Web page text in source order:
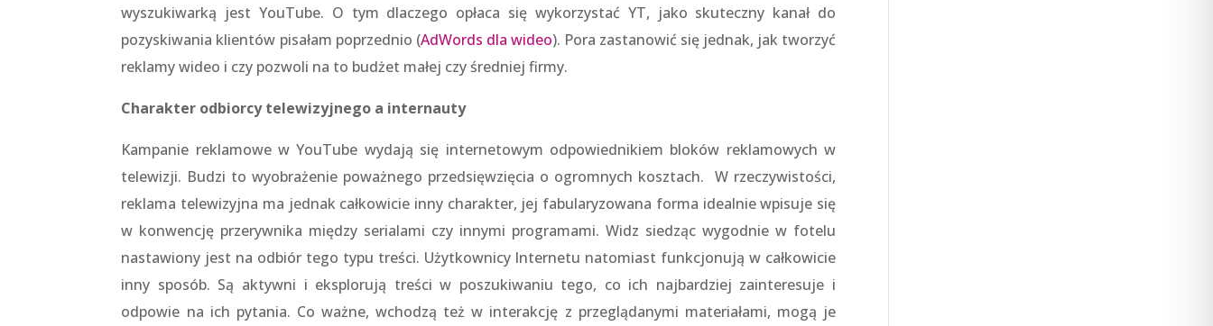
wyszukiwarką jest YouTube. O tym dlaczego opłaca się wykorzystać YT, jako skuteczny kanał do
pozyskiwania klientów pisałam poprzednio (AdWords dla wideo). Pora zastanowić się jednak, jak tworzyć
reklamy wideo i czy pozwoli na to budżet małej czy średniej firmy.
Charakter odbiorcy telewizyjnego a internauty
Kampanie reklamowe w YouTube wydają się internetowym odpowiednikiem bloków reklamowych w
telewizji. Budzi to wyobrażenie poważnego przedsięwzięcia o ogromnych kosztach. W rzeczywistości,
reklama telewizyjna ma jednak całkowicie inny charakter, jej fabularyzowana forma idealnie wpisuje się
w konwencję przerywnika między serialami czy innymi programami. Widz siedząc wygodnie w fotelu
nastawiony jest na odbiór tego typu treści. Użytkownicy Internetu natomiast funkcjonują w całkowicie
inny sposób. Są aktywni i eksplorują treści w poszukiwaniu tego, co ich najbardziej zainteresuje i
odpowie na ich pytania. Co ważne, wchodzą też w interakcję z przeglądanymi materiałami, mogą je